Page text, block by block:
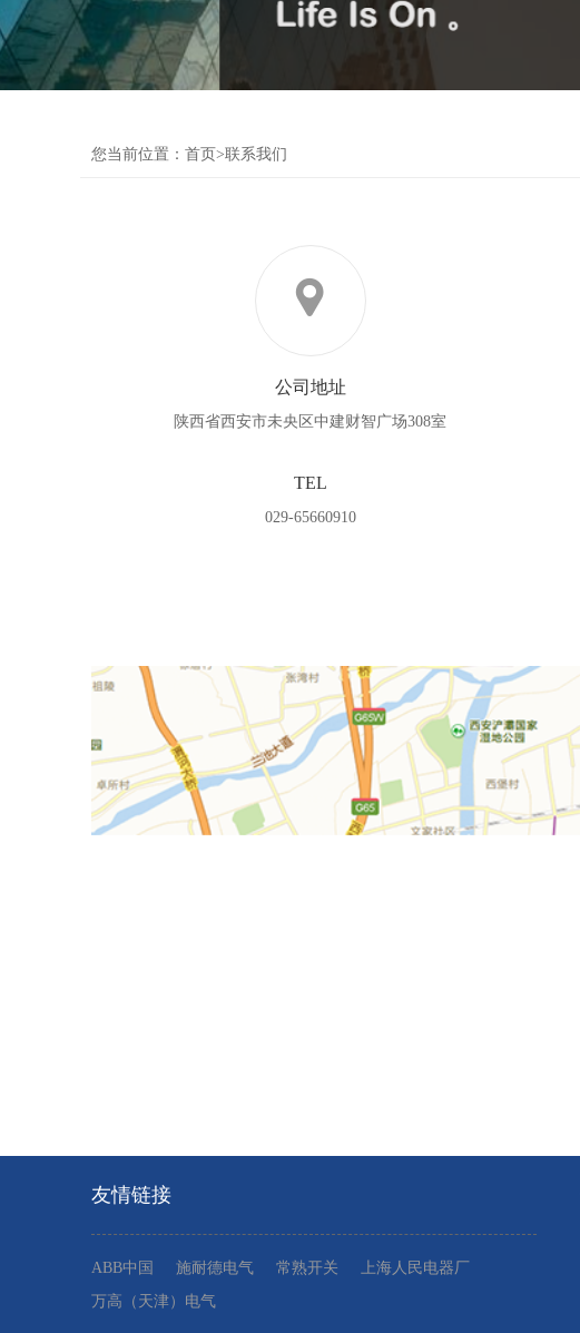
您当前位置： 首页>联系我们
公司地址
陕西省西安市未央区中建财智广场308室
TEL
029-65660910
友情链接
ABB中国 施耐德电气 常熟开关
上海人民电器厂
万高（天津）电气